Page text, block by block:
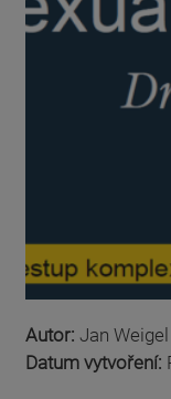
Autor: Jan Weigel
Datum vytvoření: